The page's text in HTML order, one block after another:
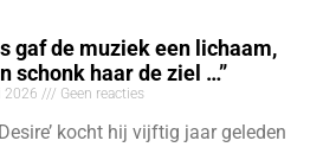
gaf de muziek een lichaam,
schonk haar de ziel …”
2026 Geen reacties
kocht hij vijftig jaar geleden